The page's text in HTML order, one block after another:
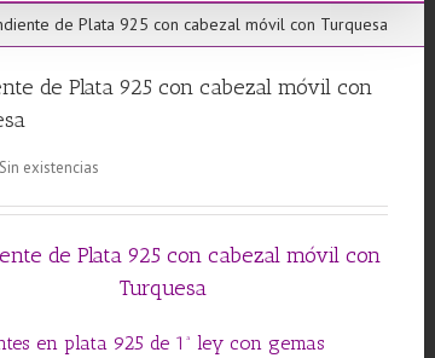
de Plata 925 con cabezal móvil con Turquesa
de Plata 925 con cabezal móvil con
Sin existencias
de Plata 925 con cabezal móvil con
Turquesa
en plata 925 de 1ª ley con gemas